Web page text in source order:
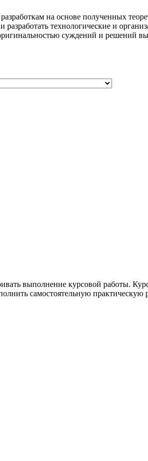
на основе полученных
технологические и
суждений и решений
выполнение курсовой работы.
самостоятельную